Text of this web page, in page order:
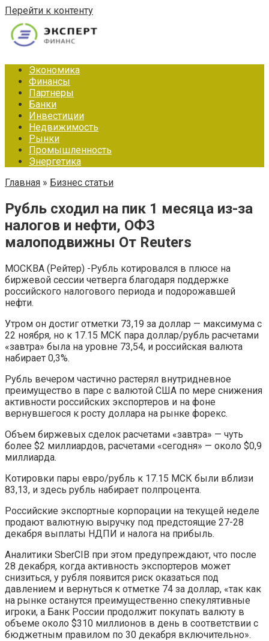
Перейти к контенту
Экономика
Финансы
Партнеры
Банки
Инвестиции
Недвижимость
Рынки
Промышленность
Энергетика
Главная » Бизнес статьи
Рубль сходил на пик 1 месяца из-за
налогов и нефти, ОФЗ
малоподвижны От Reuters
МОСКВА (Рейтер) -Рубль котировался в плюсе на
биржевой сессии четверга благодаря поддержке
российского налогового периода и подорожавшей
нефти.
Утром он достиг отметки 73,19 за доллар — максимума с
22 ноября, но к 17.15 МСК пара доллар/рубль расчетами
«завтра» была на уровне 73,54, и российская валюта
набирает 0,3%.
Рубль вечером частично растерял внутридневное
преимущество в паре с валютой США по мере снижения
активности российских экспортеров и на фоне
вернувшегося к росту доллара на рынке форекс.
Объем биржевых сделок расчетами «завтра» — чуть
более $2 миллиардов, расчетами «сегодня» — около $0,9
миллиарда.
Котировки пары евро/рубль к 17.15 МСК были вблизи
83,13, и здесь рубль набирает полпроцента.
Российские экспортные корпорации на текущей неделе
продают валютную выручку под предстоящие 27-28
декабря выплаты НДПИ и налога на прибыль.
Аналитики SberCIB при этом предупреждают, что после
28 декабря, когда активность экспортеров может
снизиться, у рубля появится риск оказаться под
давлением и вернуться к отметке 74 за доллар, «так как
на рынке останутся преимущественно спекулятивные
игроки, а Банк России продолжит покупать валюту в
объеме около $310 миллионов в день в соответствии с
бюджетным правилом по 30 декабря включительно».